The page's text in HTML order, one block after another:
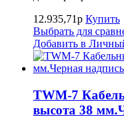
12.935,71р Купить
Выбрать для
Добавить в
TWM-7
высота 38